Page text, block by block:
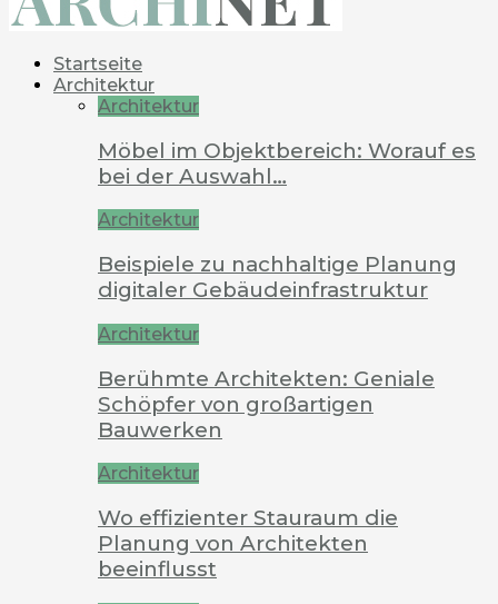
Startseite
Architektur
Architektur
Möbel im Objektbereich: Worauf es
bei der Auswahl…
Architektur
Beispiele zu nachhaltige Planung
digitaler Gebäudeinfrastruktur
Architektur
Berühmte Architekten: Geniale
Schöpfer von großartigen
Bauwerken
Architektur
Wo effizienter Stauraum die
Planung von Architekten
beeinflusst